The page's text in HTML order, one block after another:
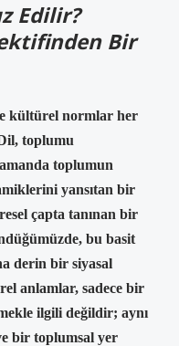
Edilir?
Bir
kültürel normlar her
toplumu
toplumun
yansıtan bir
çapta tanınan bir
bu basit
derin bir siyasal
anlamlar, sadece bir
ilgili değildir; aynı
bir toplumsal yer